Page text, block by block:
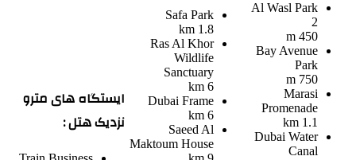
Al Wasl Park
2
450 m
Bay Avenue
Park
750 m
Marasi
Promenade
1.1 km
Dubai Water
Canal
Safa Park
1.8 km
Ras Al Khor
Wildlife
Sanctuary
6 km
Dubai Frame
6 km
Saeed Al
Maktoum House
ایستگاه های مترو
نزدیک هتل :